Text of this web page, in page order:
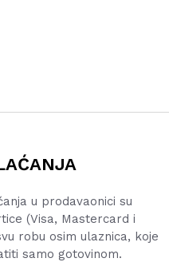
u prodavaonici su
(Visa, Mastercard i
robu osim ulaznica, koje
samo gotovinom.